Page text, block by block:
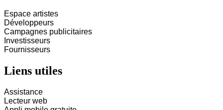
Espace artistes
Développeurs
Campagnes publicitaires
Investisseurs
Fournisseurs
Liens utiles
Assistance
Lecteur web